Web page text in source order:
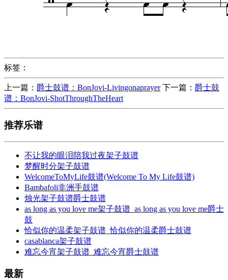
标签：
上一篇： 爵士鼓谱：BonJovi-Livingonaprayer下一篇： 爵士鼓
谱：BonJovi-ShotThroughTheHeart
推荐乐谱
不让我的眼泪陪我过夜架子鼓谱
梦醒时分架子鼓谱
WelcomeToMyLife鼓谱(Welcome To My Life鼓谱)
Bambafoli非洲手鼓谱
烛光架子鼓谱爵士鼓谱
as long as you love me架子鼓谱_as long as you love me爵士
鼓
恰似你的温柔架子鼓谱_恰似你的温柔爵士鼓谱
casablanca架子鼓谱
难忘今宵架子鼓谱_难忘今宵爵士鼓谱
最新